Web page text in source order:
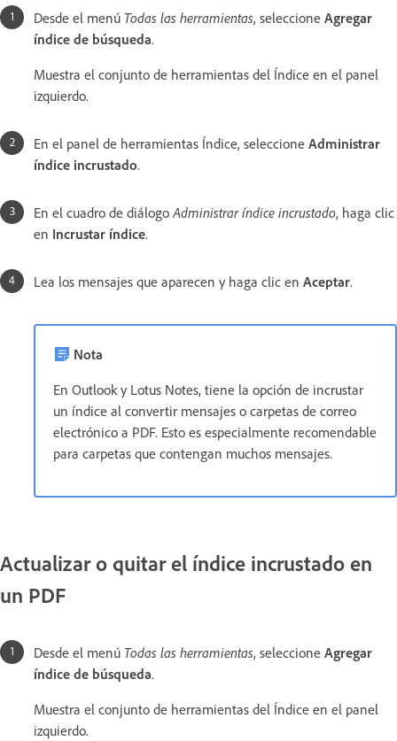
Desde el menú Todas las herramientas, seleccione Agregar
índice de búsqueda.
Muestra el conjunto de herramientas del Índice en el panel
izquierdo.
En el panel de herramientas Índice, seleccione Administrar
índice incrustado.
En el cuadro de diálogo Administrar índice incrustado, haga clic
en Incrustar índice.
Lea los mensajes que aparecen y haga clic en Aceptar.
Nota
En Outlook y Lotus Notes, tiene la opción de incrustar
un índice al convertir mensajes o carpetas de correo
electrónico a PDF. Esto es especialmente recomendable
para carpetas que contengan muchos mensajes.
Actualizar o quitar el índice incrustado en
un PDF
Desde el menú Todas las herramientas, seleccione Agregar
índice de búsqueda.
Muestra el conjunto de herramientas del Índice en el panel
izquierdo.